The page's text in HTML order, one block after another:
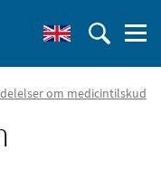
om medicintilskud